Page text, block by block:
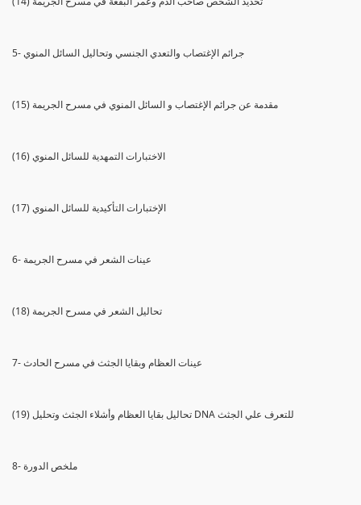
5- جرائم الإغتصاب والتعدي الجنسي وتحاليل السائل المنوي
(15) مقدمة عن جرائم الإغتصاب و السائل المنوي في مسرح الجريمة
(16) الاختبارات التمهدية للسائل المنوي
(17) الإختبارات التأكيدية للسائل المنوي
6- عينات الشعر في مسرح الجريمة
(18) تحاليل الشعر في مسرح الجريمة
7- عينات العظام وبقايا الجثث في مسرح الحادث
(19) تحاليل بقايا العظام وأشلاء الجثث وتحليل DNA للتعرف علي الجثث
8- ملخص الدورة